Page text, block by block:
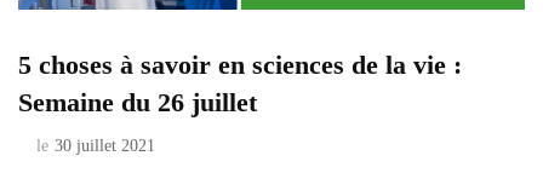
5 choses à savoir en sciences de la vie :
Semaine du 26 juillet
le 30 juillet 2021